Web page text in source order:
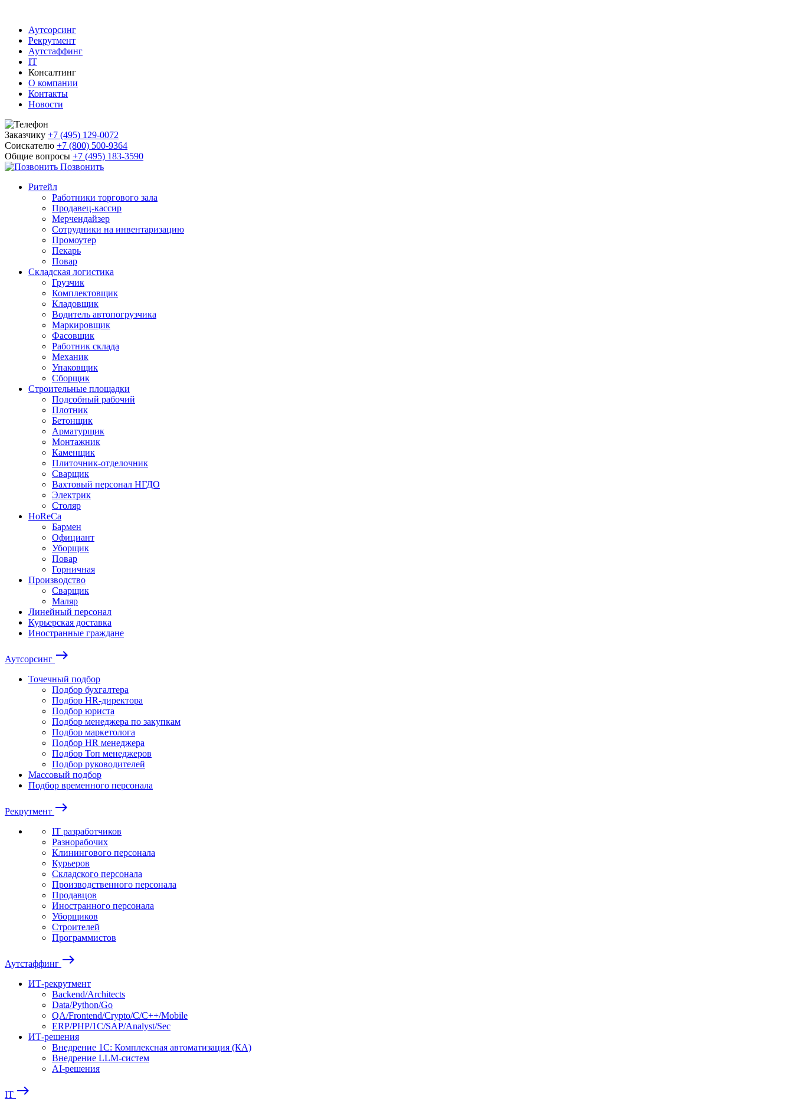
Аутсорсинг
Рекрутмент
Аутстаффинг
IT
Консалтинг
О компании
Контакты
Новости
Заказчику +7 (495) 129-0072
Соискателю +7 (800) 500-9364
Общие вопросы +7 (495) 183-3590
Позвонить
Ритейл
Работники торгового зала
Продавец-кассир
Мерчендайзер
Сотрудники на инвентаризацию
Промоутер
Пекарь
Повар
Складская логистика
Грузчик
Комплектовщик
Кладовщик
Водитель автопогрузчика
Маркировщик
Фасовщик
Работник склада
Механик
Упаковщик
Сборщик
Строительные площадки
Подсобный рабочий
Плотник
Бетонщик
Арматурщик
Монтажник
Каменщик
Плиточник-отделочник
Сварщик
Вахтовый персонал НГДО
Электрик
Столяр
HoReCa
Бармен
Официант
Уборщик
Повар
Горничная
Производство
Сварщик
Маляр
Линейный персонал
Курьерская доставка
Иностранные граждане
Аутсорсинг east
Точечный подбор
Подбор бухгалтера
Подбор HR-директора
Подбор юриста
Подбор менеджера по закупкам
Подбор маркетолога
Подбор HR менеджера
Подбор Топ менеджеров
Подбор руководителей
Массовый подбор
Подбор временного персонала
Рекрутмент east
IT разработчиков
Разнорабочих
Клинингового персонала
Курьеров
Складского персонала
Производственного персонала
Продавцов
Иностранного персонала
Уборщиков
Строителей
Программистов
Аутстаффинг east
ИТ-рекрутмент
Backend/Architects
Data/Python/Go
QA/Frontend/Crypto/C/C++/Mobile
ERP/PHP/1C/SAP/Analyst/Sec
ИТ-решения
Внедрение 1С: Комплексная автоматизация (КА)
Внедрение LLM-систем
AI-решения
IT east